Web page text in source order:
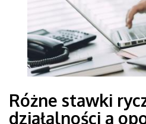
Różne stawki
działalności a